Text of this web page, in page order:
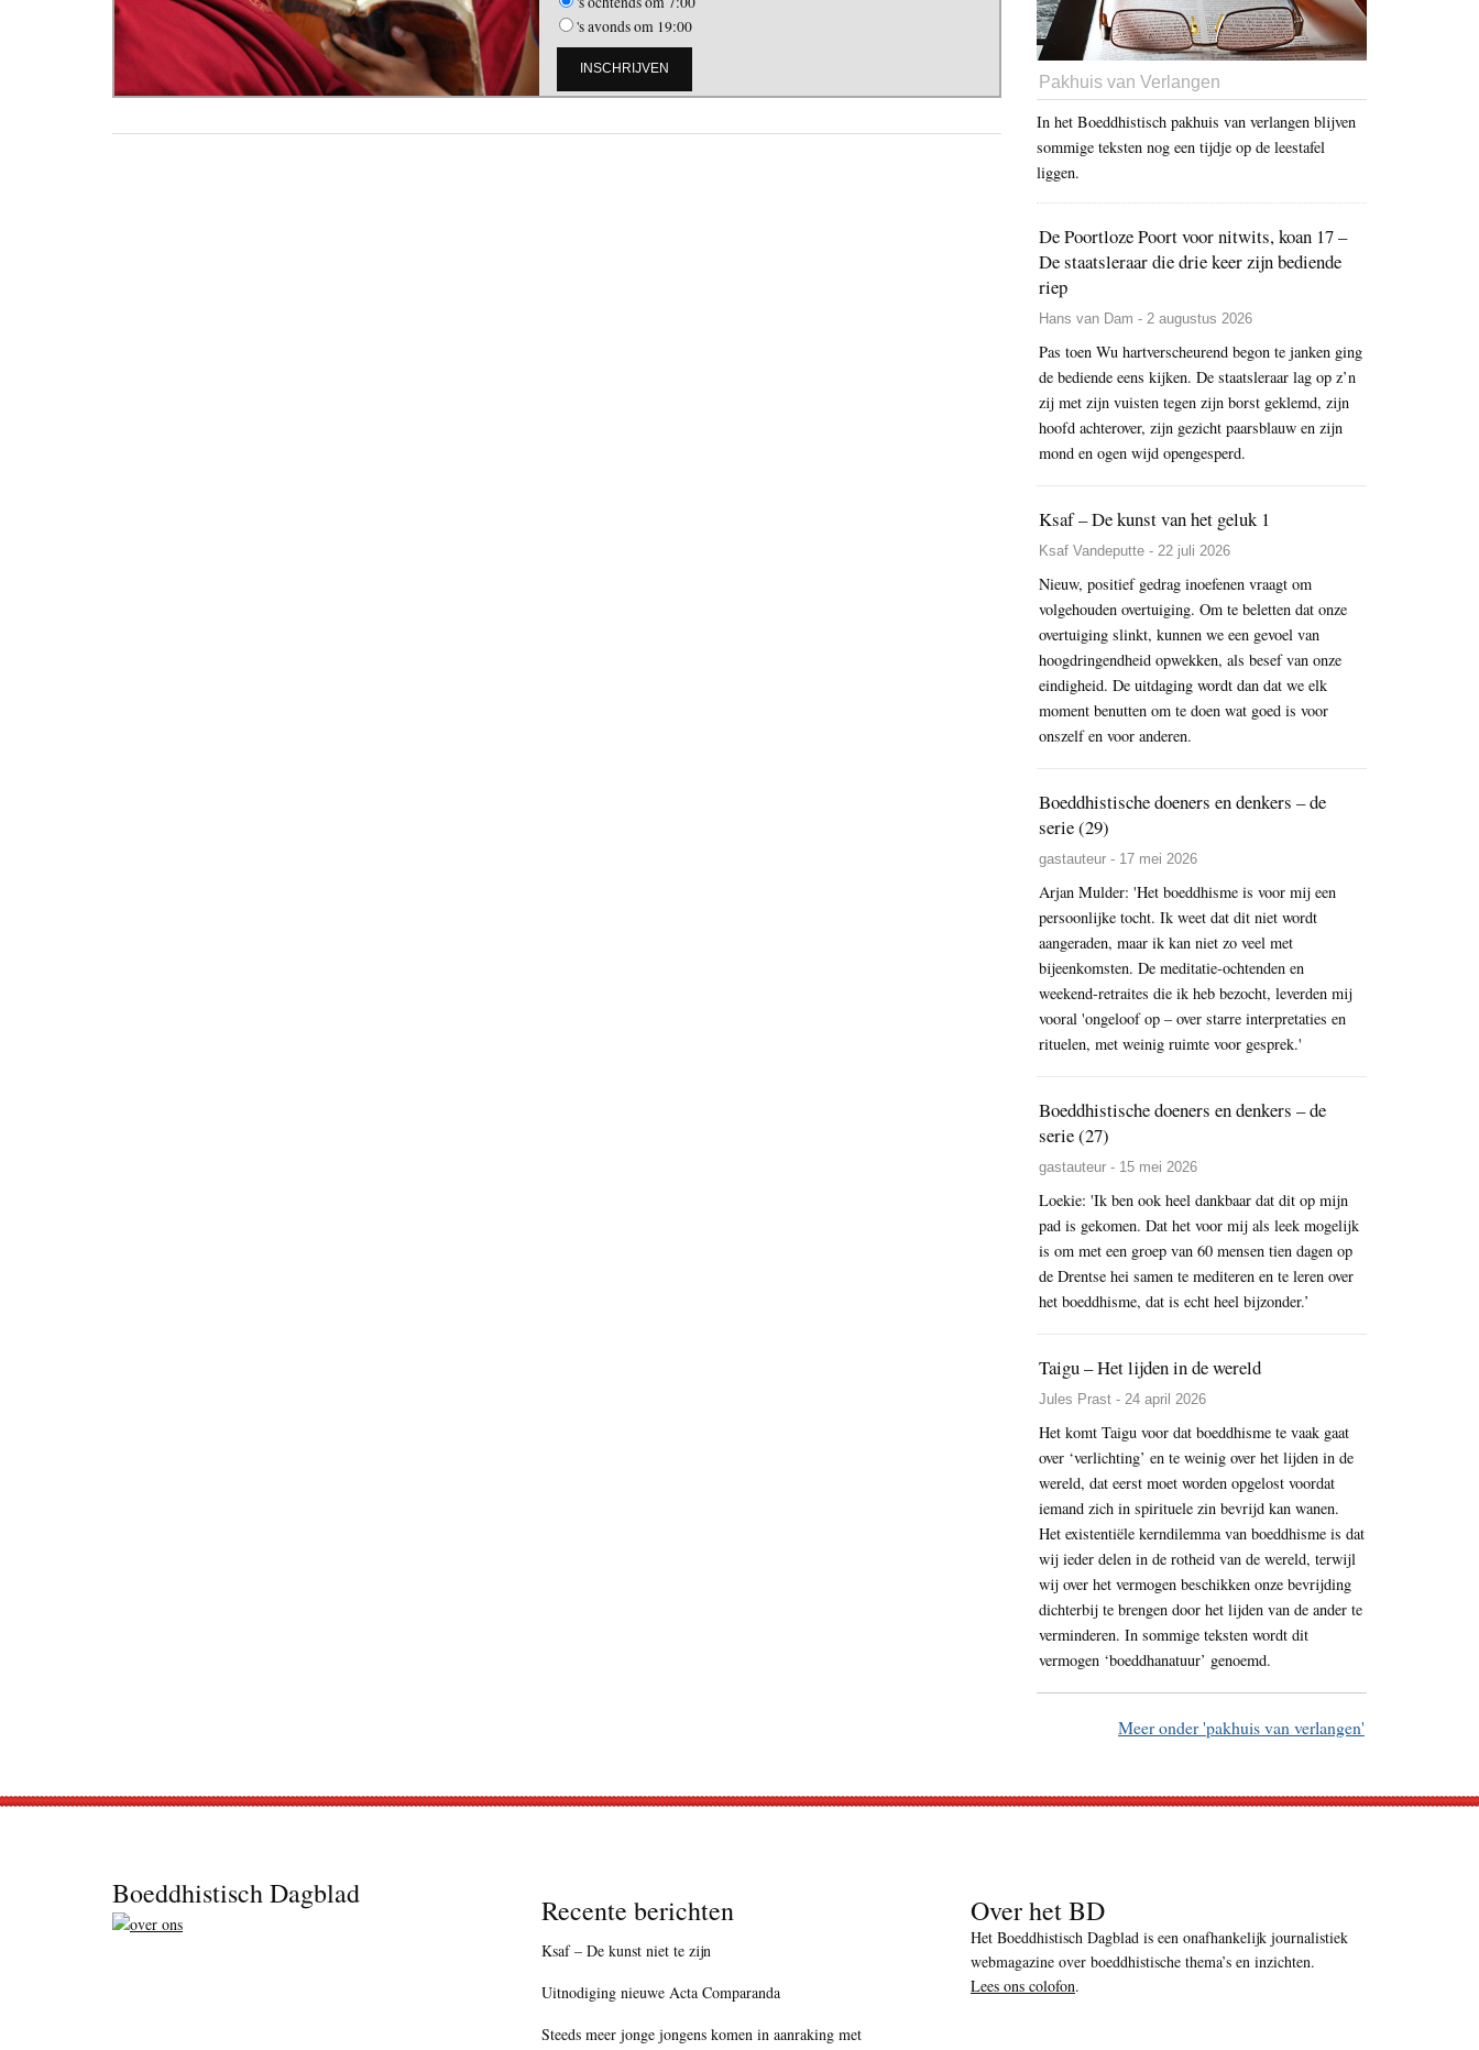
's avonds om 19:00
Pakhuis van Verlangen
In het Boeddhistisch pakhuis van verlangen blijven
sommige teksten nog een tijdje op de leestafel
liggen.
De Poortloze Poort voor nitwits, koan 17 –
De staatsleraar die drie keer zijn bediende
riep
Hans van Dam - 2 augustus 2026
Pas toen Wu hartverscheurend begon te janken ging
de bediende eens kijken. De staatsleraar lag op z’n
zij met zijn vuisten tegen zijn borst geklemd, zijn
hoofd achterover, zijn gezicht paarsblauw en zijn
mond en ogen wijd opengesperd.
Ksaf – De kunst van het geluk 1
Ksaf Vandeputte - 22 juli 2026
Nieuw, positief gedrag inoefenen vraagt om
volgehouden overtuiging. Om te beletten dat onze
overtuiging slinkt, kunnen we een gevoel van
hoogdringendheid opwekken, als besef van onze
eindigheid. De uitdaging wordt dan dat we elk
moment benutten om te doen wat goed is voor
onszelf en voor anderen.
Boeddhistische doeners en denkers – de
serie (29)
gastauteur - 17 mei 2026
Arjan Mulder: 'Het boeddhisme is voor mij een
persoonlijke tocht. Ik weet dat dit niet wordt
aangeraden, maar ik kan niet zo veel met
bijeenkomsten. De meditatie-ochtenden en
weekend-retraites die ik heb bezocht, leverden mij
vooral 'ongeloof op – over starre interpretaties en
rituelen, met weinig ruimte voor gesprek.'
Boeddhistische doeners en denkers – de
serie (27)
gastauteur - 15 mei 2026
Loekie: 'Ik ben ook heel dankbaar dat dit op mijn
pad is gekomen. Dat het voor mij als leek mogelijk
is om met een groep van 60 mensen tien dagen op
de Drentse hei samen te mediteren en te leren over
het boeddhisme, dat is echt heel bijzonder.’
Taigu – Het lijden in de wereld
Jules Prast - 24 april 2026
Het komt Taigu voor dat boeddhisme te vaak gaat
over ‘verlichting’ en te weinig over het lijden in de
wereld, dat eerst moet worden opgelost voordat
iemand zich in spirituele zin bevrijd kan wanen.
Het existentiële kerndilemma van boeddhisme is dat
wij ieder delen in de rotheid van de wereld, terwijl
wij over het vermogen beschikken onze bevrijding
dichterbij te brengen door het lijden van de ander te
verminderen. In sommige teksten wordt dit
vermogen ‘boeddhanatuur’ genoemd.
Meer onder 'pakhuis van verlangen'
Boeddhistisch Dagblad Recente berichten
Ksaf – De kunst niet te zijn
Uitnodiging nieuwe Acta Comparanda
Steeds meer jonge jongens komen in aanraking met
Over het BD
Het Boeddhistisch Dagblad is een onafhankelijk journalistiek
webmagazine over boeddhistische thema’s en inzichten.
Lees ons colofon.